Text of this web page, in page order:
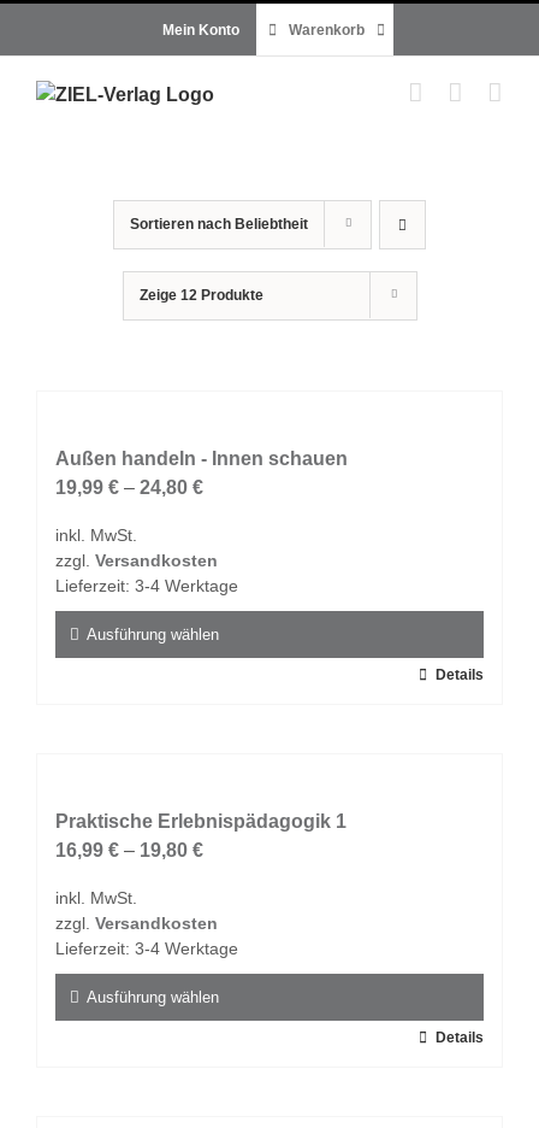
Mein Konto Warenkorb
Sortieren nach Beliebtheit
Zeige 12 Produkte
Außen handeln - Innen schauen
19,99 € – 24,80 €
inkl. MwSt.
zzgl. Versandkosten
Lieferzeit: 3-4 Werktage
Ausführung wählen
auf.
Die
können
auf
Produktseite
gewählt
Details
Praktische Erlebnispädagogik 1
16,99 € – 19,80 €
inkl. MwSt.
zzgl. Versandkosten
Lieferzeit: 3-4 Werktage
Ausführung wählen
Details